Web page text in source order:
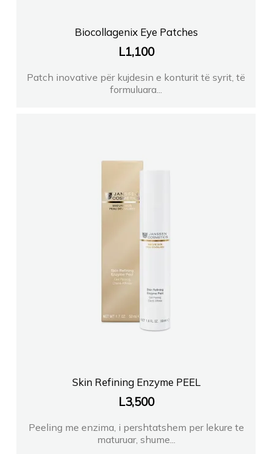
Biocollagenix Eye Patches
L1,100
Patch inovative për kujdesin e konturit të syrit, të
formuluara...
Skin Refining Enzyme PEEL
L3,500
Peeling me enzima, i pershtatshem per lekure te
maturuar, shume...